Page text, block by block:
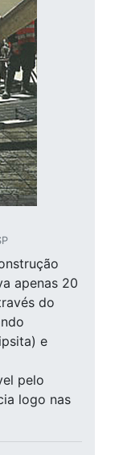
apenas 20
do
e
pelo
logo nas